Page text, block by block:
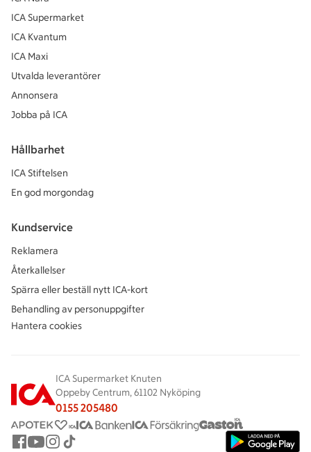
ICA Supermarket
ICA Kvantum
ICA Maxi
Utvalda leverantörer
Annonsera
Jobba på ICA
Hållbarhet
ICA Stiftelsen
En god morgondag
Kundservice
Reklamera
Återkallelser
Spärra eller beställ nytt ICA-kort
Behandling av personuppgifter
Hantera cookies
ICA Supermarket Knuten
Oppeby Centrum, 61102 Nyköping
0155 205480